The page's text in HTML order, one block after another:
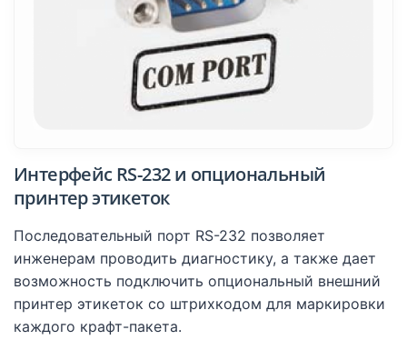
Интерфейс RS-232 и опциональный
принтер этикеток
Последовательный порт RS-232 позволяет
инженерам проводить диагностику, а также дает
возможность подключить опциональный внешний
принтер этикеток со штрихкодом для маркировки
каждого крафт-пакета.